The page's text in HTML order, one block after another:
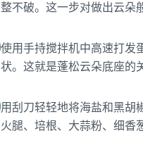
整不破。这一步对做出云朵
使用手持搅拌机中高速打发
状。这就是蓬松云朵底座的
用刮刀轻轻地将海盐和黑胡
火腿、培根、大蒜粉、细香